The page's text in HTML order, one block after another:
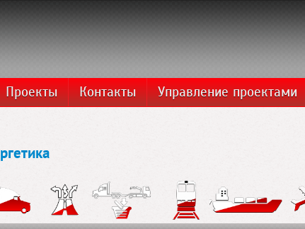
Проекты Контакты Управление проектами